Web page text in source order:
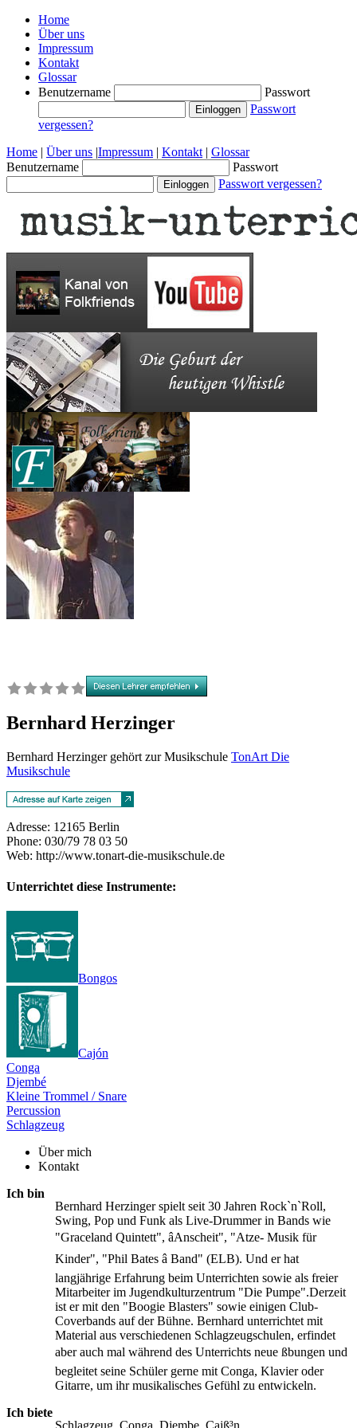
Home
Über uns
Impressum
Kontakt
Glossar
Benutzername
Passwort
Passwort
vergessen?
Home | Über uns |Impressum | Kontakt | Glossar
Benutzername
Passwort
Passwort vergessen?
Bernhard Herzinger
Bernhard Herzinger gehört zur Musikschule TonArt Die
Musikschule
Adresse: 12165 Berlin
Phone: 030/79 78 03 50
Web: http://www.tonart-die-musikschule.de
Unterrichtet diese Instrumente:
Bongos
Cajón
Conga
Djembé
Kleine Trommel / Snare
Percussion
Schlagzeug
Über mich
Kontakt
Ich bin
Bernhard Herzinger spielt seit 30 Jahren Rock`n`Roll,
Swing, Pop und Funk als Live-Drummer in Bands wie
"Graceland Quintett", âAnscheit", "Atze- Musik für
Kinder", "Phil Bates â Band" (ELB). Und er hat
langjährige Erfahrung beim Unterrichten sowie als freier
Mitarbeiter im Jugendkulturzentrum "Die Pumpe".Derzeit
ist er mit den "Boogie Blasters" sowie einigen Club-
Coverbands auf der Bühne. Bernhard unterrichtet mit
Material aus verschiedenen Schlagzeugschulen, erfindet
aber auch mal während des Unterrichts neue ßbungen und
begleitet seine Schüler gerne mit Conga, Klavier oder
Gitarre, um ihr musikalisches Gefühl zu entwickeln.
Ich biete